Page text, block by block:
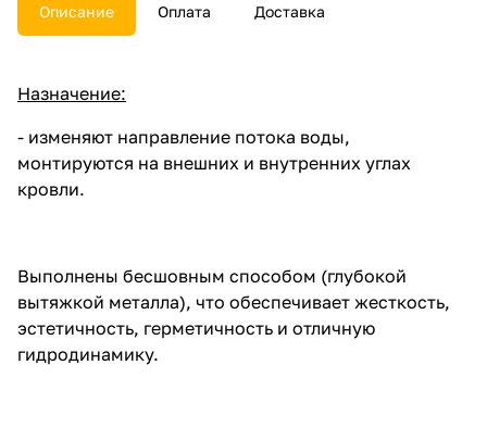
Описание Оплата Доставка
Назначение:
- изменяют направление потока воды,
монтируются на внешних и внутренних углах
кровли.
Выполнены бесшовным способом (глубокой
вытяжкой металла), что обеспечивает жесткость,
эстетичность, герметичность и отличную
гидродинамику.